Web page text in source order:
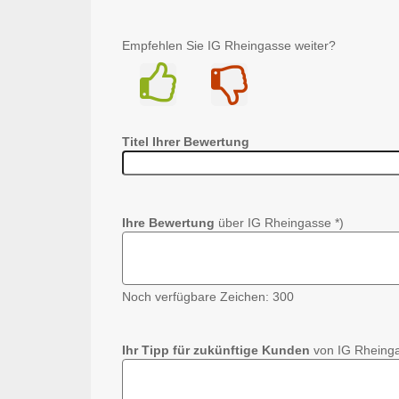
Empfehlen Sie IG Rheingasse weiter?
Titel Ihrer Bewertung
Ihre Bewertung über IG Rheingasse *)
Noch verfügbare Zeichen: 300
Ihr Tipp für zukünftige Kunden von IG